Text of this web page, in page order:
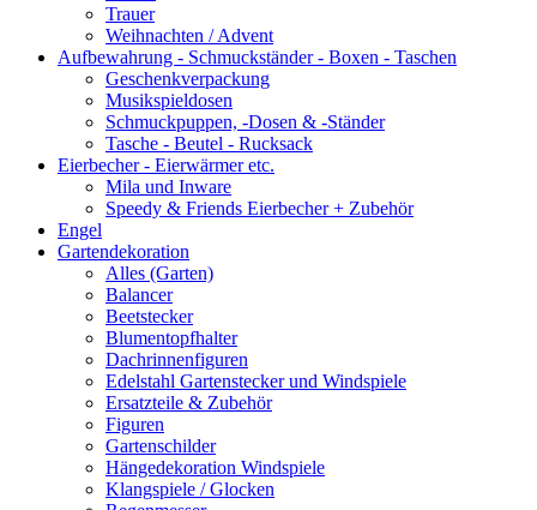
Trauer
Weihnachten / Advent
Aufbewahrung - Schmuckständer - Boxen - Taschen
Geschenkverpackung
Musikspieldosen
Schmuckpuppen, -Dosen & -Ständer
Tasche - Beutel - Rucksack
Eierbecher - Eierwärmer etc.
Mila und Inware
Speedy & Friends Eierbecher + Zubehör
Engel
Gartendekoration
Alles (Garten)
Balancer
Beetstecker
Blumentopfhalter
Dachrinnenfiguren
Edelstahl Gartenstecker und Windspiele
Ersatzteile & Zubehör
Figuren
Gartenschilder
Hängedekoration Windspiele
Klangspiele / Glocken